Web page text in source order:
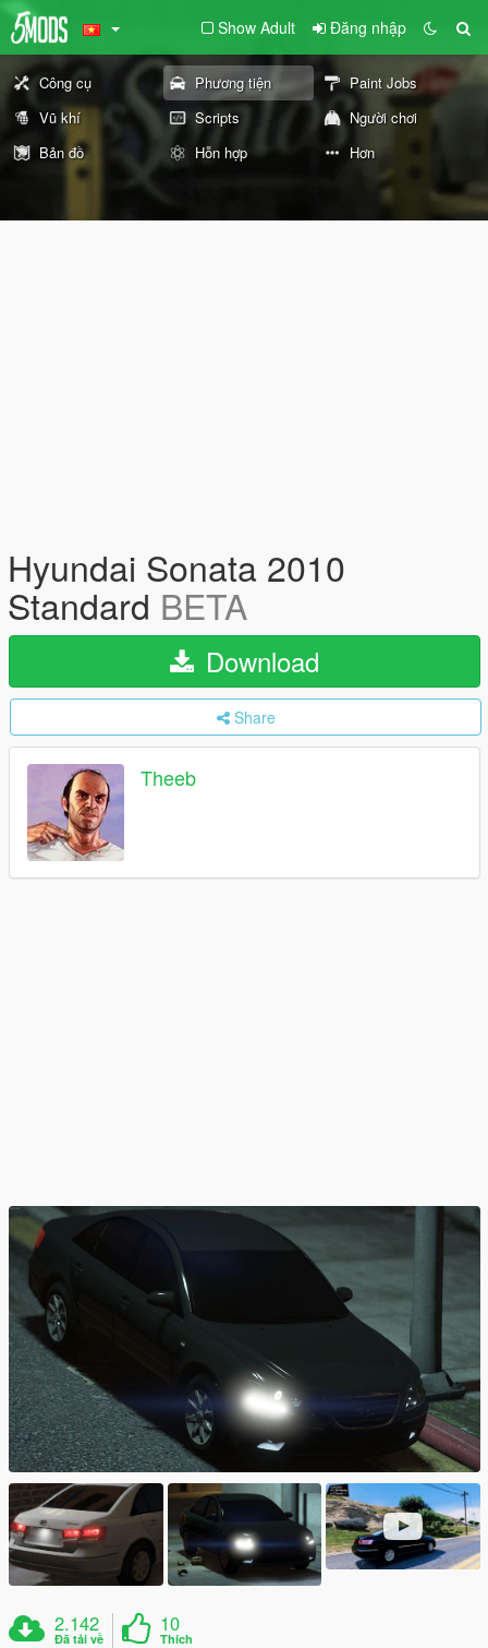
Show Adult Đăng nhập
Công cụ Phương tiện
Paint Jobs
Vũ khí
Scripts
Người chơi
Bản đồ
Hỗn hợp Hơn
Hyundai Sonata 2010
Standard BETA
Download
Share
Theeb
2.142
Đã tải về
10
Thích